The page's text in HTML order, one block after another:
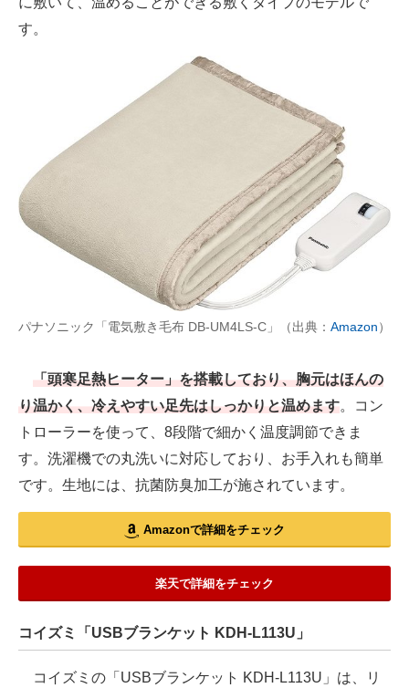
す。
パナソニック「電気敷き毛布 DB-UM4LS-C」（出典： Amazon）
「頭寒足熱ヒーター」を搭載しており、胸元はほんの
り温かく、冷えやすい足先はしっかりと温めます。コン
トローラーを使って、8段階で細かく温度調節できま
す。洗濯機での丸洗いに対応しており、お手入れも簡単
です。生地には、抗菌防臭加工が施されています。
Amazonで詳細をチェック
楽天で詳細をチェック
コイズミ「USBブランケット KDH-L113U」
コイズミの「USBブランケット KDH-L113U」は、リ